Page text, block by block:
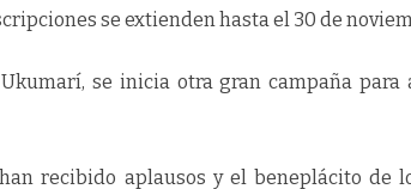
se extienden hasta el 30 de
se inicia otra gran campaña
recibido aplausos y el beneplácito de